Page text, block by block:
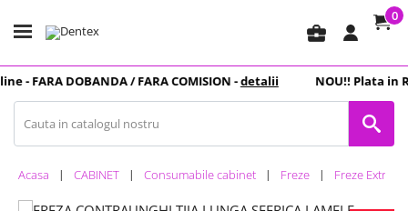
business_center
0
-FARA DOBANDA/ FARA COMISION - detalii NOU!! Plata in
Acasa CABINET Consumabile cabinet Freze Freze